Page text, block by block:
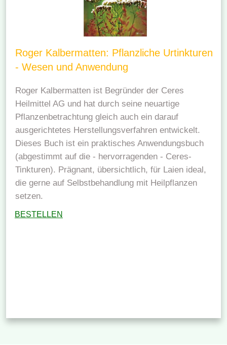
Roger Kalbermatten: Pflanzliche Urtinkturen
- Wesen und Anwendung
Roger Kalbermatten ist Begründer der Ceres
Heilmittel AG und hat durch seine neuartige
Pflanzenbetrachtung gleich auch ein darauf
ausgerichtetes Herstellungsverfahren entwickelt.
Dieses Buch ist ein praktisches Anwendungsbuch
(abgestimmt auf die - hervorragenden - Ceres-
Tinkturen). Prägnant, übersichtlich, für Laien ideal,
die gerne auf Selbstbehandlung mit Heilpflanzen
setzen.
BESTELLEN